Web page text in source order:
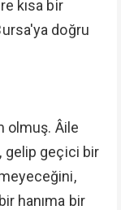
kısa bir
doğru
olmuş. Âile
gelip geçici bir
hanıma bir